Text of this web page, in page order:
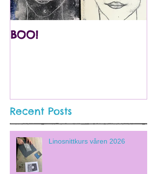
BOO!
Recent Posts
Linosnittkurs våren 2026